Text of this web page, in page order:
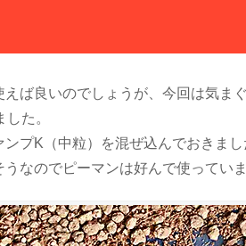
ば良いのでしょうが、今回は気ま
た。
プK（中粒）を混ぜ込んでおきまし
なのでピーマンは好んで使っていま